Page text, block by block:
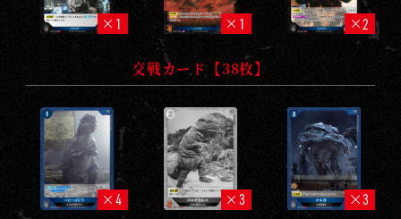
1 1 2
交戦カード【38枚】
4 3 3